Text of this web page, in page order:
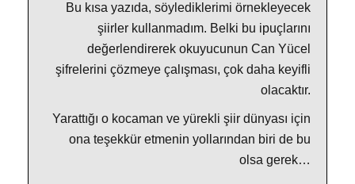
Bu kısa yazıda, söylediklerimi örnekleyecek
şiirler kullanmadım. Belki bu ipuçlarını
değerlendirerek okuyucunun Can Yücel
şifrelerini çözmeye çalışması, çok daha keyifli
olacaktır.
Yarattığı o kocaman ve yürekli şiir dünyası için
ona teşekkür etmenin yollarından biri de bu
olsa gerek…